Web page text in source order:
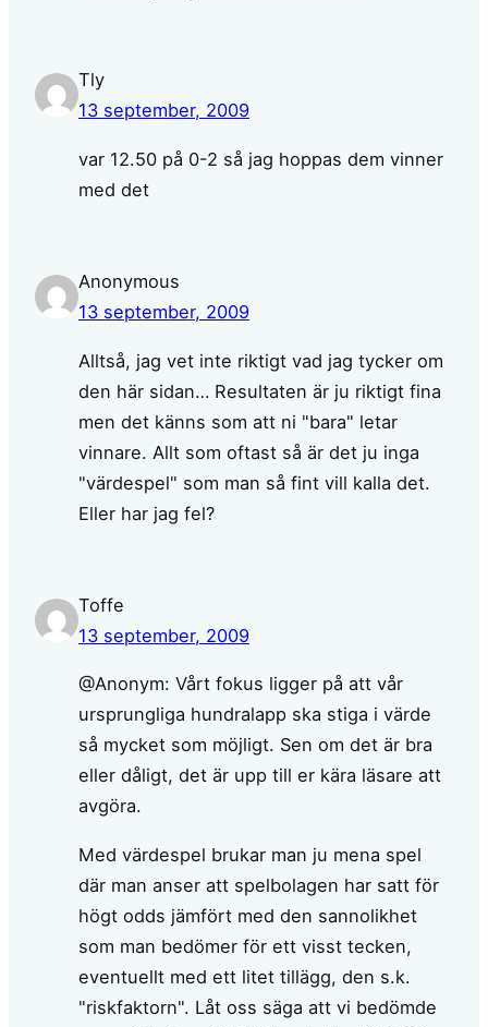
Tly
13 september, 2009
var 12.50 på 0-2 så jag hoppas dem vinner
med det
Anonymous
13 september, 2009
Alltså, jag vet inte riktigt vad jag tycker om
den här sidan… Resultaten är ju riktigt fina
men det känns som att ni "bara" letar
vinnare. Allt som oftast så är det ju inga
"värdespel" som man så fint vill kalla det.
Eller har jag fel?
Toffe
13 september, 2009
@Anonym: Vårt fokus ligger på att vår
ursprungliga hundralapp ska stiga i värde
så mycket som möjligt. Sen om det är bra
eller dåligt, det är upp till er kära läsare att
avgöra.
Med värdespel brukar man ju mena spel
där man anser att spelbolagen har satt för
högt odds jämfört med den sannolikhet
som man bedömer för ett visst tecken,
eventuellt med ett litet tillägg, den s.k.
"riskfaktorn". Låt oss säga att vi bedömde